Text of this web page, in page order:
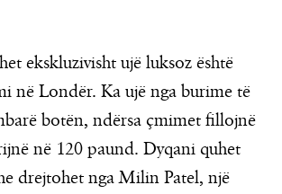
ekskluzivisht ujë luksoz është
në Londër. Ka ujë nga burime të
botën, ndërsa çmimet fillojnë
në 120 paund. Dyqani quhet
drejtohet nga Milin Patel, një